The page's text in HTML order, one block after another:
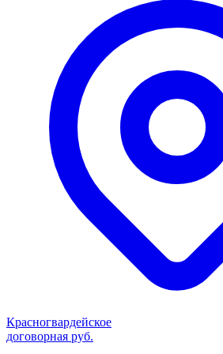
Красногвардейское
договорная руб.